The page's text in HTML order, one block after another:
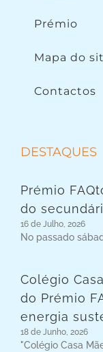
Prémio
Mapa do
Contactos
DESTAQUES
Prémio
do
16 de Julho, 2026
No passado
Colégio
do Prémio
energia
18 de Junho, 2026
"Colégio Casa